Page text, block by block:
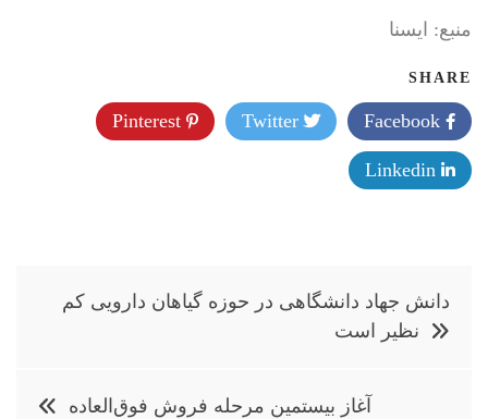
منبع: ايسنا
SHARE
Twitter
راهبری
نوشته
دانش جهاد دانشگاهی در حوزه گیاهان دارویی کم
نظیر است
آغاز بیستمین مرحله فروش فوق‌العاده